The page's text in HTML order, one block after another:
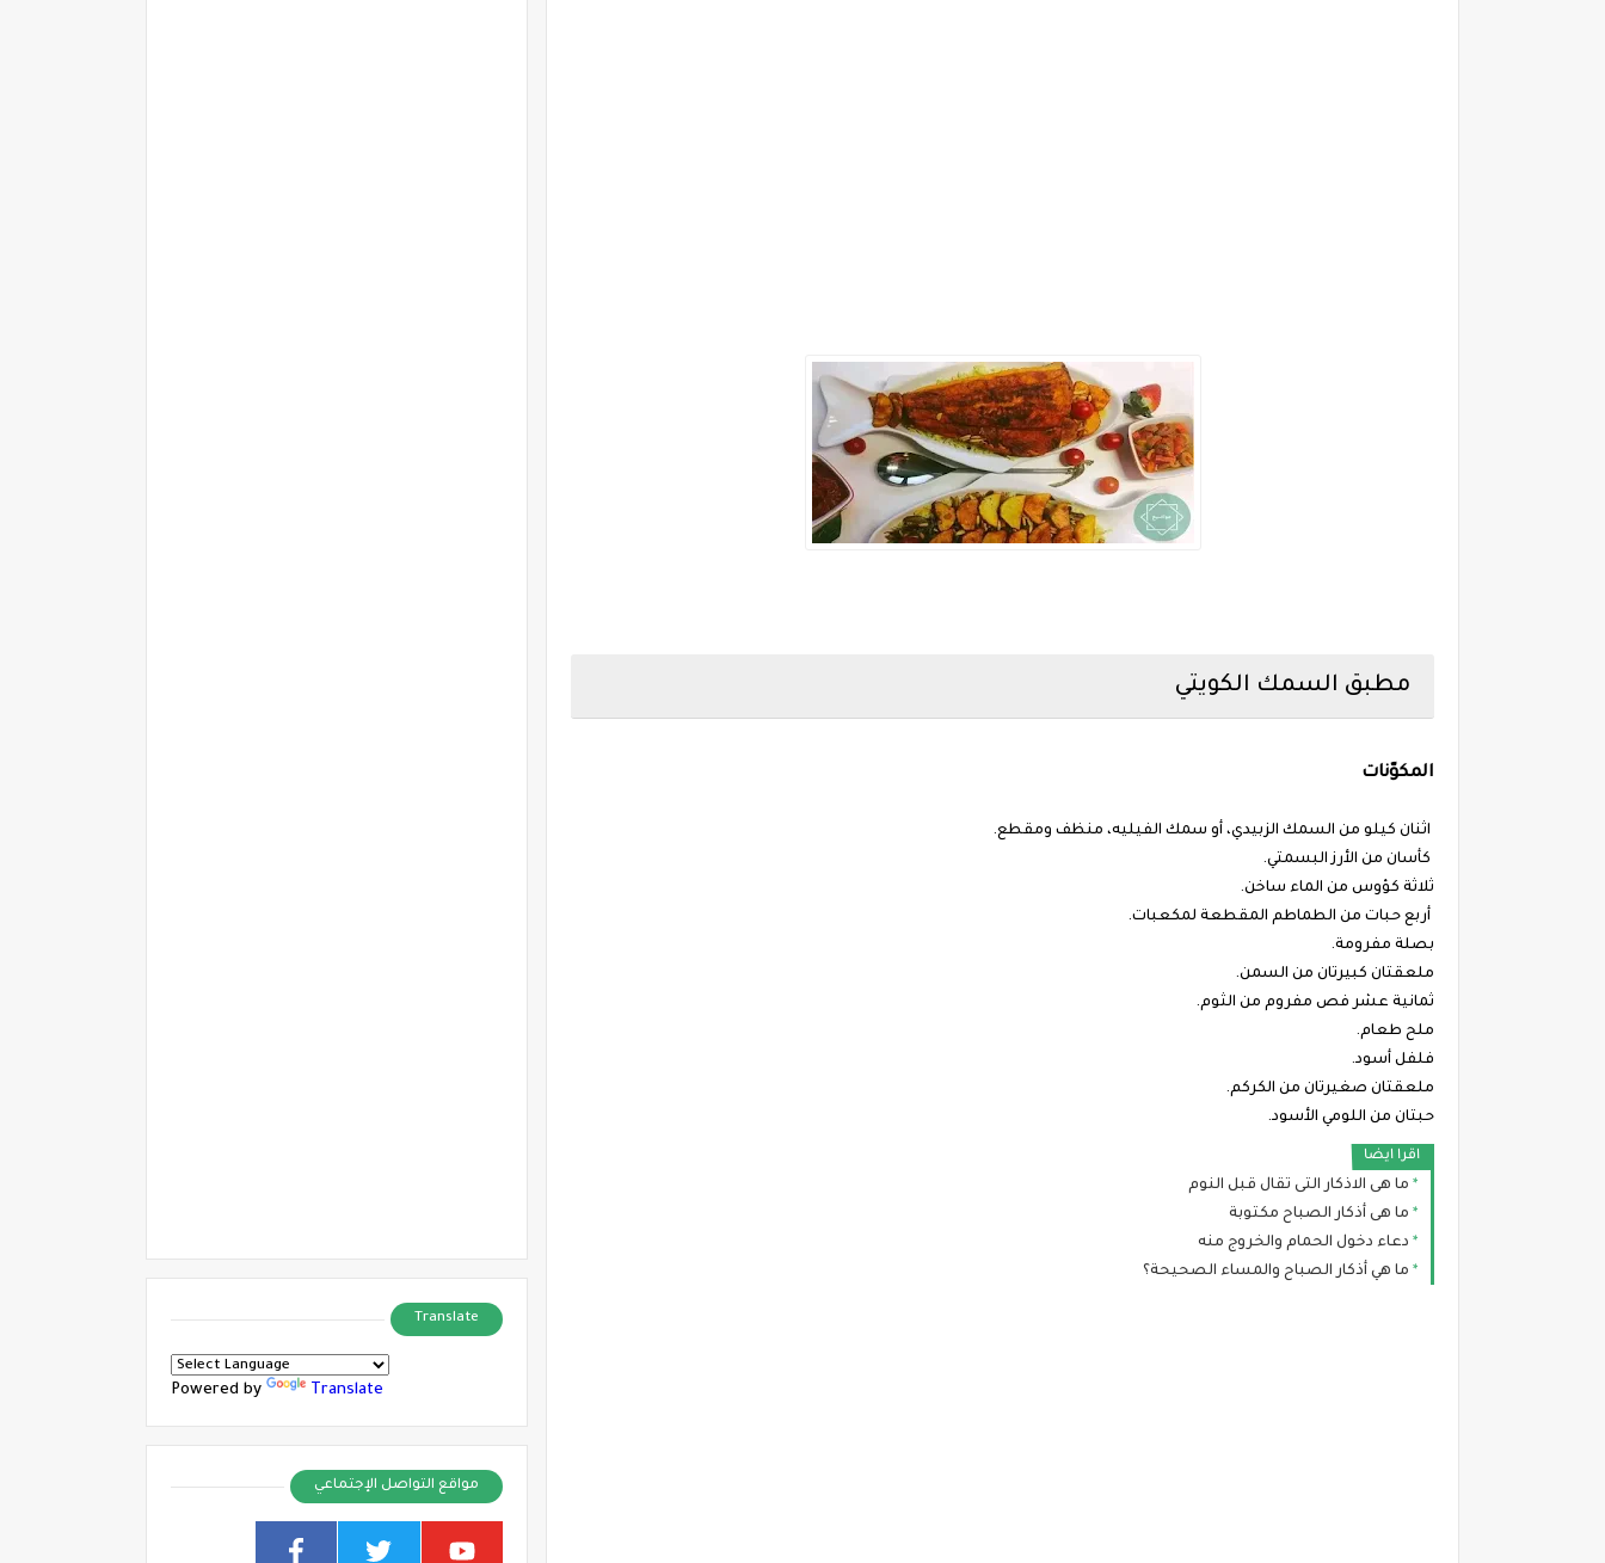
مطبق السمك الكويتي
المكوّنات
اثنان كيلو من السمك الزبيدي، أو سمك الفيليه، منظف ومقطع.
كأسان من الأرز البسمتي.
ثلاثة كؤوس من الماء ساخن.
أربع حبات من الطماطم المقطعة لمكعبات.
بصلة مفرومة.
ملعقتان كبيرتان من السمن.
ثمانية عشر فص مفروم من الثوم.
ملح طعام.
فلفل أسود.
ملعقتان صغيرتان من الكركم.
حبتان من اللومي الأسود.
اقرا ايضا
ما هى الاذكار التى تقال قبل النوم
ما هى أذكار الصباح مكتوبة
دعاء دخول الحمام والخروج منه
ما هي أذكار الصباح والمساء الصحيحة؟
Translate
Powered by Translate
مواقع التواصل الإجتماعي